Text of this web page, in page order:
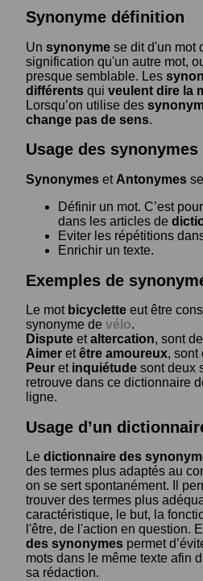
Synonyme définition
Un synonyme se dit d'un mot
signification qu'un autre mot,
presque semblable. Les
différents qui veulent dire la
Lorsqu’on utilise des
change pas de sens.
Usage des synonymes
Synonymes et Antonymes
Définir un mot. C’est
dans les articles de
Eviter les répétitions
Enrichir un texte.
Exemples de
Le mot bicyclette eut être
synonyme de vélo.
Dispute etaltercation, sont
Aimer etêtre amoureux, sont
Peur et inquiétude sont deux
retrouve dans ce dictionnaire
ligne.
Usage d’un
Le dictionnaire des
des termes plus adaptés au
on se sert spontanément. Il
trouver des termes plus
caractéristique, le but, la
l'être, de l'action en question.
des synonymes permet
mots dans le même texte afin
sa rédaction.